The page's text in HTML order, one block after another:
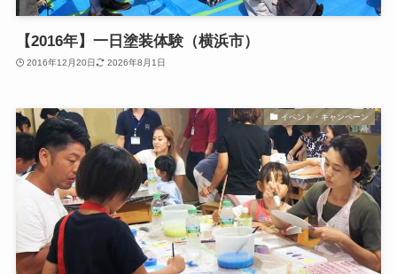
【2016年】一日塗装体験（横浜市）
2016年12月20日 2026年8月1日
イベント・キャンペーン